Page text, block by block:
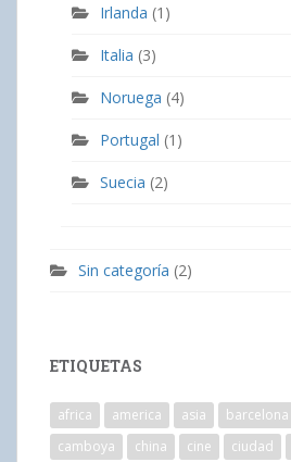
Irlanda (1)
Italia (3)
Noruega (4)
Portugal (1)
Suecia (2)
Sin categoría (2)
ETIQUETAS
africa america asia barcelona
camboya
china cine ciudad